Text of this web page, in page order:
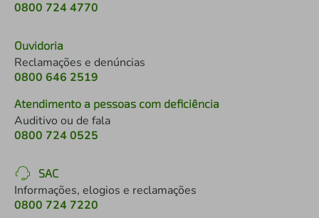
0800 724 4770
Ouvidoria
Reclamações e denúncias
0800 646 2519
Atendimento a pessoas com deficiência
Auditivo ou de fala
0800 724 0525
SAC
Informações, elogios e reclamações
0800 724 7220